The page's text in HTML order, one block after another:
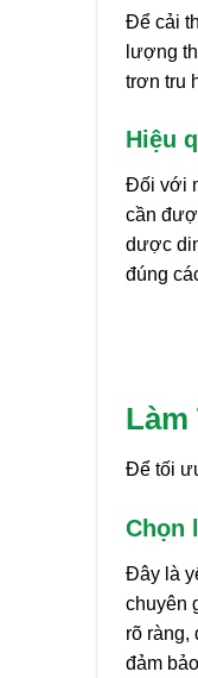
Để cải
lượng
trơn tru
Hiệu
Đối với
cần
dược
đúng
Làm
Để tối
Chọn
Đây là
chuyên
rõ ràng,
đảm